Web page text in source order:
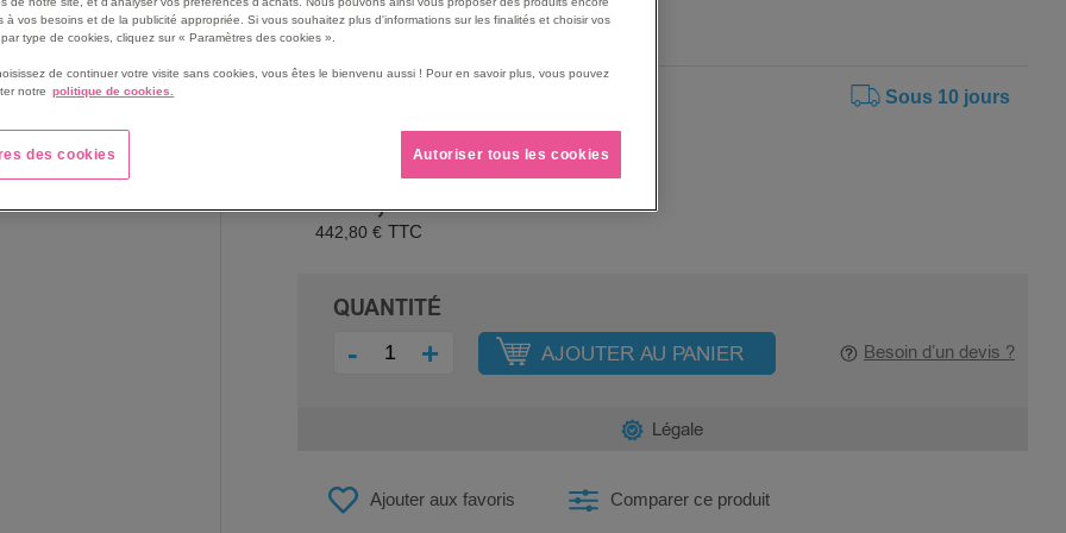
Voir le descriptif complet
Sous 10 jours
369,00 €
442,80 €
QUANTITÉ
- + AJOUTER AU PANIER Besoin d’un devis ?
Ajouter aux favoris Comparer ce produit
Légale
à vos besoins et de la publicité appropriée. Si vous souhaitez plus d'informations sur les finalités et choisir vos
type de cookies, cliquez sur « Paramètres des cookies ».
de continuer votre visite sans cookies, vous êtes le bienvenu aussi ! Pour en savoir plus, vous pouvez
notre politique de cookies.
des cookies Autoriser tous les cookies